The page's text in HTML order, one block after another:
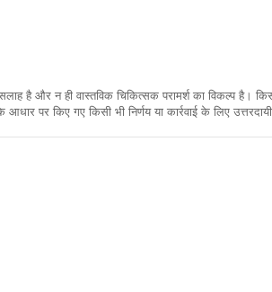
है और न ही वास्तविक चिकित्सक परामर्श का विकल्प है।
पर किए गए किसी भी निर्णय या कार्रवाई के लिए उत्तरदायी